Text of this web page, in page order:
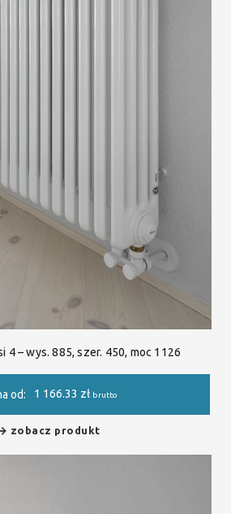
4 – wys. 885, szer. 450, moc 1126
od: 1 166.33 zł brutto
zobacz produkt